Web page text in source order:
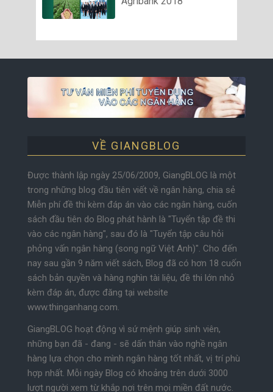
VỀ GIANGBLOG
Được thành lập ngày 25/06/2009, GiangBLOG là một
trong những blog đầu tiên viết về ngân hàng, chia sẻ
Miễn phí đề thi kèm đáp án vào các ngân hàng, cuốn
sách đầu tiên do Blog phát hành là "Tuyển tập đề thi
vào các ngân hàng", sau đó là "Tuyển tập câu hỏi
phỏng vấn ngân hàng (song ngữ Việt Anh)". Cho đến
nay sau gần 9 năm viết sách, Blog đã có hơn 18 cuốn
sách bản quyền và hàng nghìn tài liệu, đề thi lớn nhỏ
kèm đáp án, được đăng tại website
www.thinganhang.com.
GiangBLOG hoạt động vì sứ mệnh giúp sinh viên,
những bạn đã - đang - sẽ dấn thân vào nghề ngân
hàng lựa chọn cho mình ngân hàng tốt nhất, vị trí phù
hợp nhất. Mỗi ngày Blog có khoảng trên dưới 3000
lượt người xem từ khắp nơi trên mọi miền đất nước.